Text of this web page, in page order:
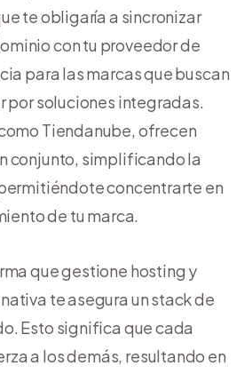
te obligaría a sincronizar
con tu proveedor de
para las marcas que buscan
por soluciones integradas.
Tiendanube, ofrecen
conjunto, simplificando la
concentrarte en
de tu marca.
que gestione hosting y
te asegura un stack de
Esto significa que cada
a los demás, resultando en